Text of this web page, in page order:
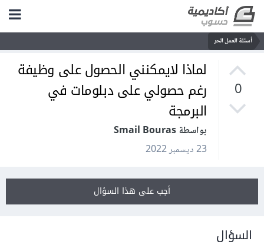
أسئلة العمل الحر
0
لماذا لايمكنني الحصول على وظيفة
رغم حصولي على دبلومات في
البرمجة
بواسطة Smail Bouras
23 ديسمبر 2022
أجب على هذا السؤال
السؤال